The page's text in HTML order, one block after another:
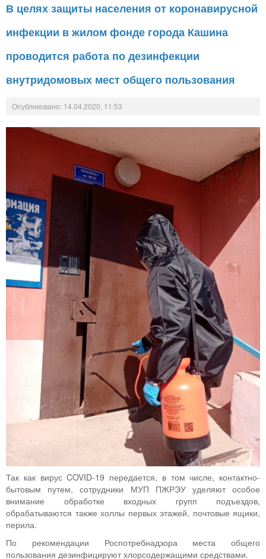
В целях защиты населения от коронавирусной
инфекции в жилом фонде города Кашина
проводится работа по дезинфекции
внутридомовых мест общего пользования
Опубликовано: 14.04.2020, 11:53
Так как вирус COVID-19 передается, в том числе, контактно-
бытовым путем, сотрудники МУП ПЖРЭУ уделяют особое
внимание обработке входных групп подъездов,
обрабатываются также холлы первых этажей, почтовые ящики,
перила.
По рекомендации Роспотребнадзора места общего
пользования дезинфицируют хлорсодержащими средствами.